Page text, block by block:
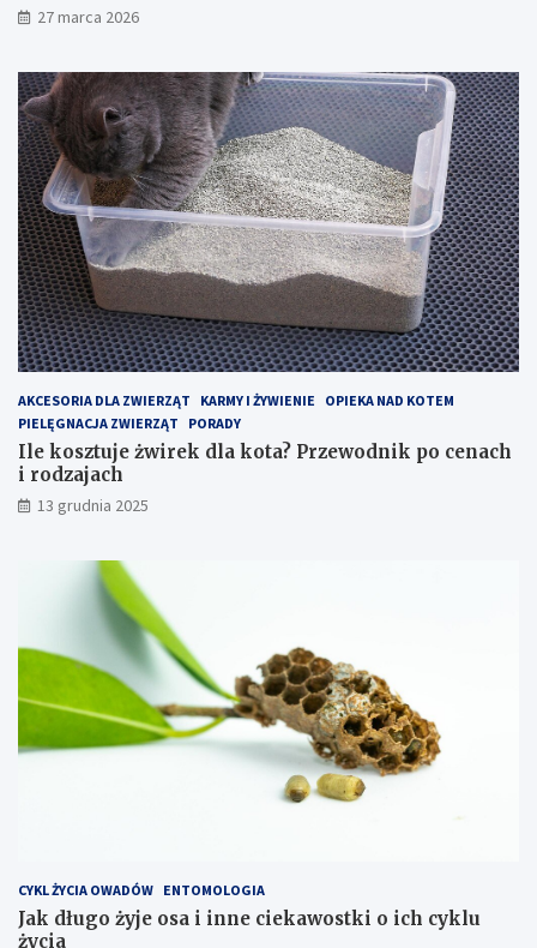
c
h
b
i
e
k
t
a
c
h
–
j
a
k
z
o
p
t
y
m
a
l
ć
o
t
l
o
a
?
P
z
e
w
o
d
n
i
k
p
o
c
e
n
a
c
h
i
r
o
d
h
27 marca 2026
AKCESORIA DLA ZWIERZĄT KARMY I ŻYWIENIE
OPIEKA NAD KOTEM
PIELĘGNACJA ZWIERZĄT
PORADY
Ile kosztuje żwirek dla kota? Przewodnik po cenach
i rodzajach
13 grudnia 2025
CYKL ŻYCIA OWADÓW ENTOMOLOGIA
Jak długo żyje osa i inne ciekawostki o ich cyklu
życia